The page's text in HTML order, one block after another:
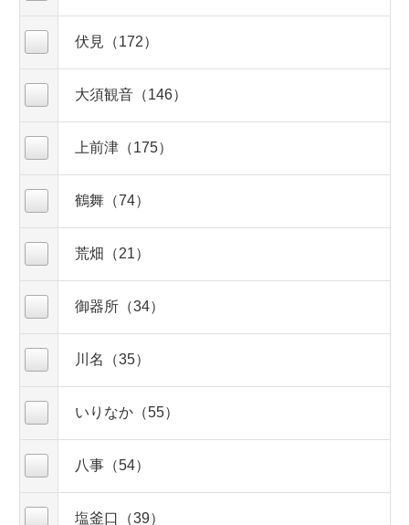
伏見（172）
大須観音（146）
上前津（175）
鶴舞（74）
荒畑（21）
御器所（34）
川名（35）
いりなか（55）
八事（54）
塩釜口（39）